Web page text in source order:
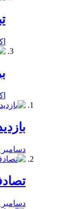
دسامبر 24, 2019
دسامبر 24, 2019